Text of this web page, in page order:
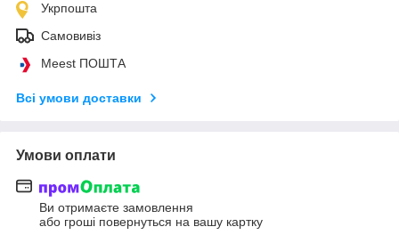
Укрпошта
Самовивіз
Meest ПОШТА
Всі умови доставки
Умови оплати
Ви отримаєте замовлення
або гроші повернуться на вашу картку